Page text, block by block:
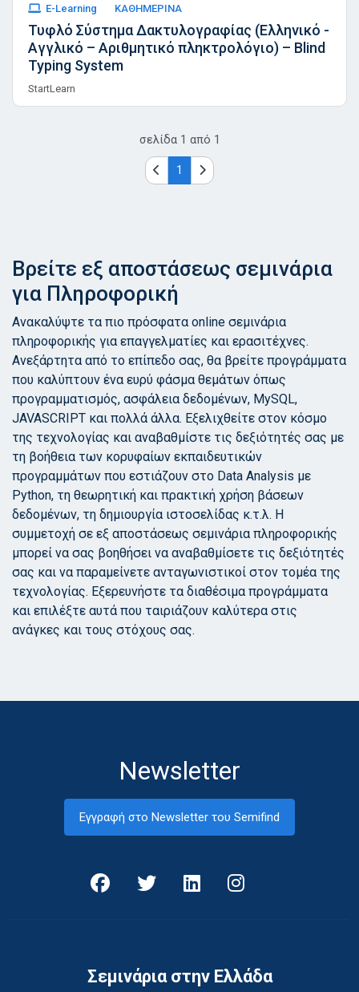
E-Learning ΚΑΘΗΜΕΡΙΝΑ
Τυφλό Σύστημα Δακτυλογραφίας (Ελληνικό -
Αγγλικό – Αριθμητικό πληκτρολόγιο) – Blind
Typing System
StartLearn
σελίδα 1 από 1
1
Βρείτε εξ αποστάσεως σεμινάρια
για Πληροφορική
Ανακαλύψτε τα πιο πρόσφατα online σεμινάρια
πληροφορικής για επαγγελματίες και ερασιτέχνες.
Ανεξάρτητα από το επίπεδο σας, θα βρείτε προγράμματα
που καλύπτουν ένα ευρύ φάσμα θεμάτων όπως
προγραμματισμός, ασφάλεια δεδομένων, MySQL,
JAVASCRIPT και πολλά άλλα. Εξελιχθείτε στον κόσμο
της τεχνολογίας και αναβαθμίστε τις δεξιότητές σας με
τη βοήθεια των κορυφαίων εκπαιδευτικών
προγραμμάτων που εστιάζουν στο Data Analysis με
Python, τη θεωρητική και πρακτική χρήση βάσεων
δεδομένων, τη δημιουργία ιστοσελίδας κ.τ.λ. Η
συμμετοχή σε εξ αποστάσεως σεμινάρια πληροφορικής
μπορεί να σας βοηθήσει να αναβαθμίσετε τις δεξιότητές
σας και να παραμείνετε ανταγωνιστικοί στον τομέα της
τεχνολογίας. Εξερευνήστε τα διαθέσιμα προγράμματα
και επιλέξτε αυτά που ταιριάζουν καλύτερα στις
ανάγκες και τους στόχους σας.
Newsletter
Εγγραφή στο Newsletter του Semifind
Σεμινάρια στην Ελλάδα